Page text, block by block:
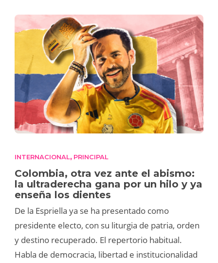
INTERNACIONAL, PRINCIPAL
Colombia, otra vez ante el abismo:
la ultraderecha gana por un hilo y ya
enseña los dientes
De la Espriella ya se ha presentado como
presidente electo, con su liturgia de patria, orden
y destino recuperado. El repertorio habitual.
Habla de democracia, libertad e institucionalidad